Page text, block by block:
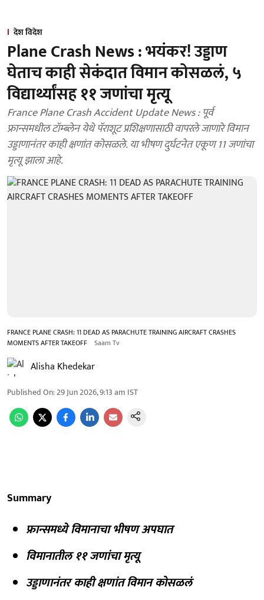
देश विदेश
Plane Crash News : भयंकर! उड्डाण
घेताच काही सेकंदात विमान कोसळलं, ५
विद्यार्थ्यांसह ११ जणांचा मृत्यू
France Plane Crash Accident Update News : पूर्व
फ्रान्समधील टॉम्ब्लेन येथे पॅराशूट प्रशिक्षणासाठी वापरले जाणारे विमान
उड्डाणानंतर काही क्षणांत कोसळले. या भीषण दुर्घटनेत एकूण 11 जणांचा
मृत्यू झाला आहे.
FRANCE PLANE CRASH: 11 DEAD AS PARACHUTE TRAINING AIRCRAFT CRASHES
MOMENTS AFTER TAKEOFF Saam Tv
Alisha Khedekar
Published On:29 Jun 2026, 9:13 am IST
Summary
फ्रान्समध्ये विमानाचा भीषण अपघात
विमानातील ११ जणांचा मृत्यू
उड्डाणानंतर काही क्षणांत विमान कोसळलं